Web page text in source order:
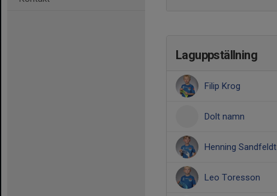
Laguppställning
Filip Krog
Dolt namn
Henning Sandfeldt
Leo Toresson